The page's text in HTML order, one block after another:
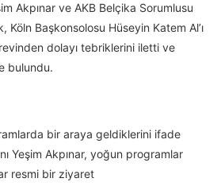
Akpınar ve AKB Belçika Sorumlusu
Köln Başkonsolosu Hüseyin Katem Al’ı
dolayı tebriklerini iletti ve
bulundu.
bir araya geldiklerini ifade
Yeşim Akpınar, yoğun programlar
resmi bir ziyaret